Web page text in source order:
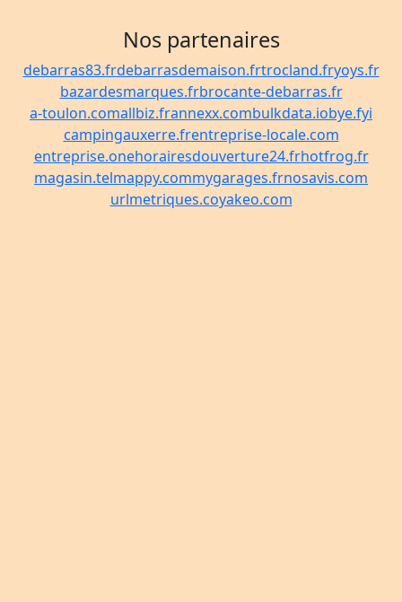
Nos partenaires
debarras83.frdebarrasdemaison.frtrocland.fryoys.fr
bazardesmarques.frbrocante-debarras.fr
a-toulon.comallbiz.frannexx.combulkdata.iobye.fyi
campingauxerre.frentreprise-locale.com
entreprise.onehorairesdouverture24.frhotfrog.fr
magasin.telmappy.commygarages.frnosavis.com
urlmetriques.coyakeo.com